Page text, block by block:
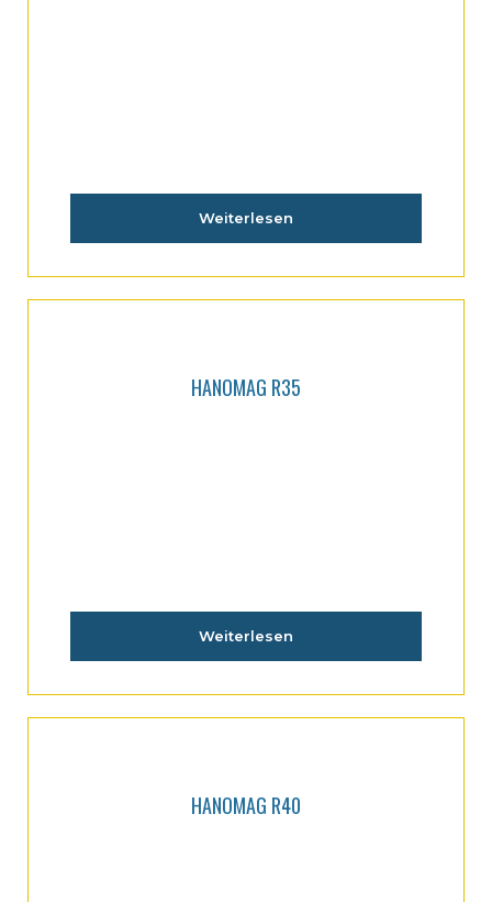
Weiterlesen
HANOMAG R35
Weiterlesen
HANOMAG R40